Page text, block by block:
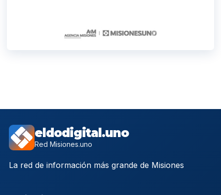
eldodigital.uno
Red Misiones.uno
La red de información más grande de Misiones